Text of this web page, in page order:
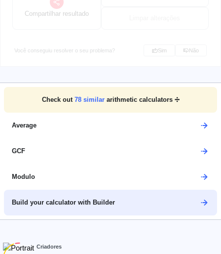
Compartilhar resultado
Você conseguiu resolver o seu problema? Sim Não
Check out 78similar arithmetic calculators ➗
Average
GCF
Modulo
Build your calculator with Builder
Criadores